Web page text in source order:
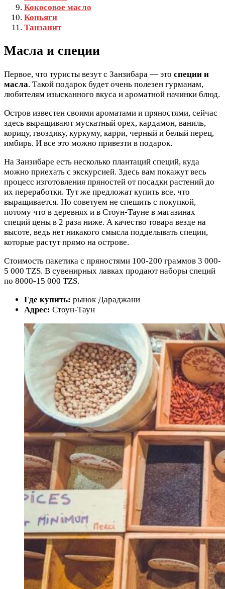
Кокосовое масло
Коньяги
Танзанит
Масла и специи
Первое, что туристы везут с Занзибара — это специи и
масла. Такой подарок будет очень полезен гурманам,
любителям изысканного вкуса и ароматной начинки блюд.
Остров известен своими ароматами и пряностями, сейчас
здесь выращивают мускатный орех, кардамон, ваниль,
корицу, гвоздику, куркуму, карри, черный и белый перец,
имбирь. И все это можно привезти в подарок.
На Занзибаре есть несколько плантаций специй, куда
можно приехать с экскурсией. Здесь вам покажут весь
процесс изготовления пряностей от посадки растений до
их переработки. Тут же предложат купить все, что
выращивается. Но советуем не спешить с покупкой,
потому что в деревнях и в Стоун-Тауне в магазинах
специй цены в 2 раза ниже. А качество товара везде на
высоте, ведь нет никакого смысла подделывать специи,
которые растут прямо на острове.
Стоимость пакетика с пряностями 100-200 граммов 3 000-
5 000 TZS. В сувенирных лавках продают наборы специй
по 8000-15 000 TZS.
Где купить: рынок Дараджани
Адрес: Стоун-Таун